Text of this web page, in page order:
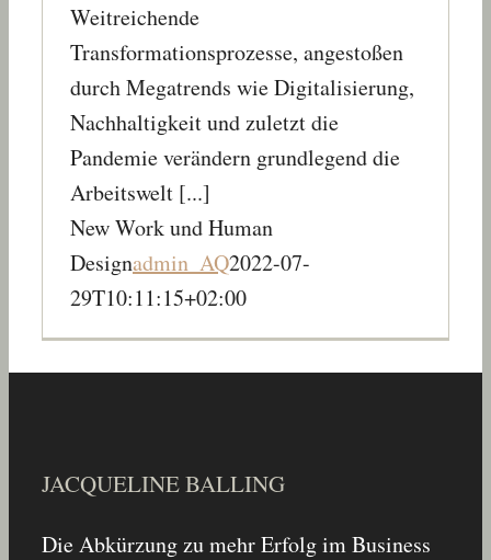
Weitreichende
Transformationsprozesse, angestoßen
durch Megatrends wie Digitalisierung,
Nachhaltigkeit und zuletzt die
Pandemie verändern grundlegend die
Arbeitswelt [...]
New Work und Human
Designadmin_AQ2022-07-
29T10:11:15+02:00
JACQUELINE BALLING
Die Abkürzung zu mehr Erfolg im Business